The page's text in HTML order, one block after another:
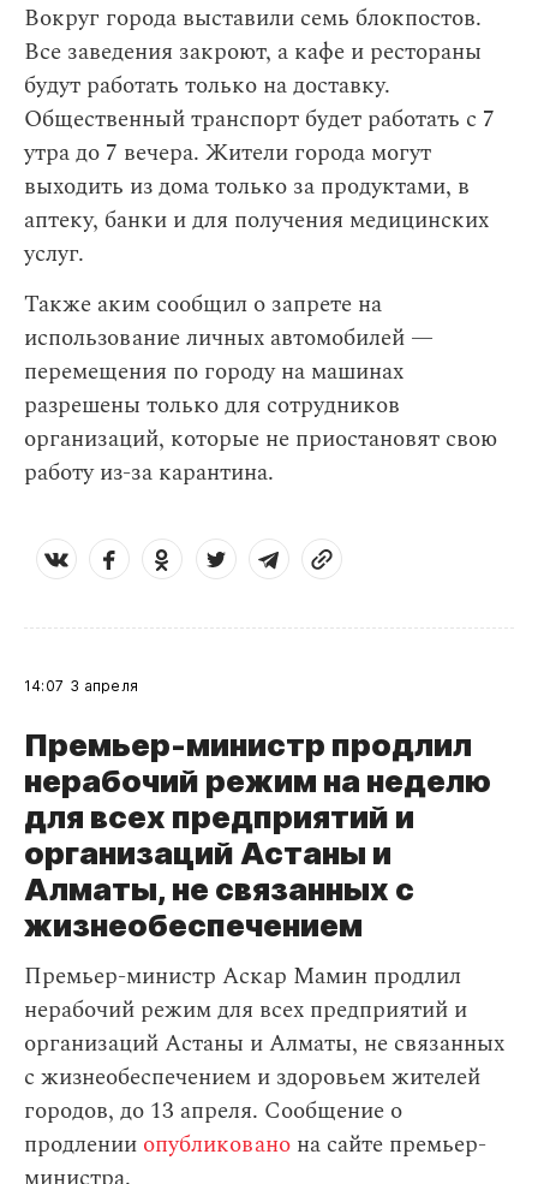
Вокруг города выставили семь блокпостов.
Все заведения закроют, а кафе и рестораны
будут работать только на доставку.
Общественный транспорт будет работать с 7
утра до 7 вечера. Жители города могут
выходить из дома только за продуктами, в
аптеку, банки и для получения медицинских
услуг.
Также аким сообщил о запрете на
использование личных автомобилей —
перемещения по городу на машинах
разрешены только для сотрудников
организаций, которые не приостановят свою
работу из-за карантина.
14:07 3 апреля
Премьер-министр продлил
нерабочий режим на неделю
для всех предприятий и
организаций Астаны и
Алматы, не связанных с
жизнеобеспечением
Премьер-министр Аскар Мамин продлил
нерабочий режим для всех предприятий и
организаций Астаны и Алматы, не связанных
с жизнеобеспечением и здоровьем жителей
городов, до 13 апреля. Сообщение о
продлении опубликовано на сайте премьер-